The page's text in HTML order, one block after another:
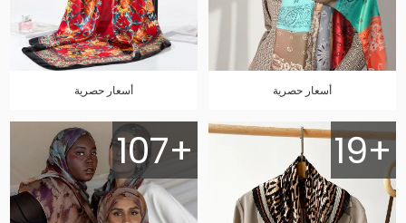
أسعار حصرية أسعار حصرية
19+
107+